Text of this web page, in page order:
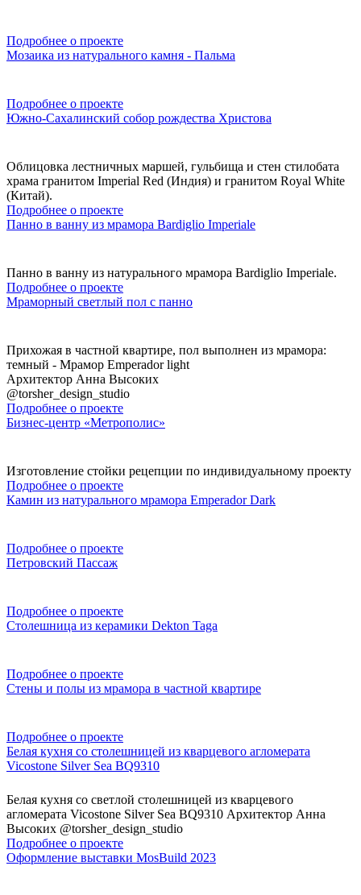
Подробнее о проекте
Мозаика из натурального камня - Пальма
Подробнее о проекте
Южно-Сахалинский собор рождества Христова
Облицовка лестничных маршей, гульбища и стен стилобата
храма гранитом Imperial Red (Индия) и гранитом Royal White
(Китай).
Подробнее о проекте
Панно в ванну из мрамора Bardiglio Imperiale
Панно в ванну из натурального мрамора Bardiglio Imperiale.
Подробнее о проекте
Мраморный светлый пол с панно
Прихожая в частной квартире, пол выполнен из мрамора:
темный - Мрамор Emperador light
Архитектор Анна Высоких
@torsher_design_studio
Подробнее о проекте
Бизнес-центр «Метрополис»
Изготовление стойки рецепции по индивидуальному проекту
Подробнее о проекте
Камин из натурального мрамора Emperador Dark
Подробнее о проекте
Петровский Пассаж
Подробнее о проекте
Столешница из керамики Dekton Taga
Подробнее о проекте
Стены и полы из мрамора в частной квартире
Подробнее о проекте
Белая кухня со столешницей из кварцевого агломерата
Vicostone Silver Sea BQ9310
Белая кухня со светлой столешницей из кварцевого
агломерата Vicostone Silver Sea BQ9310 Архитектор Анна
Высоких @torsher_design_studio
Подробнее о проекте
Оформление выставки MosBuild 2023